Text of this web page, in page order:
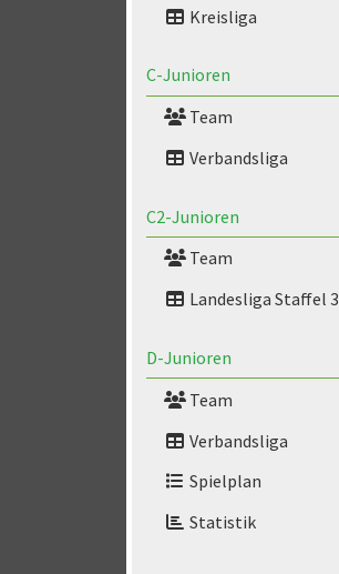
Kreisliga
C-Junioren
Team
Verbandsliga
C2-Junioren
Team
Landesliga Staffel 3
D-Junioren
Team
Verbandsliga
Spielplan
Statistik